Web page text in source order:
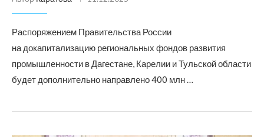
Распоряжением Правительства России
на докапитализацию региональных фондов развития
промышленности в Дагестане, Карелии и Тульской области
будет дополнительно направлено 400 млн …